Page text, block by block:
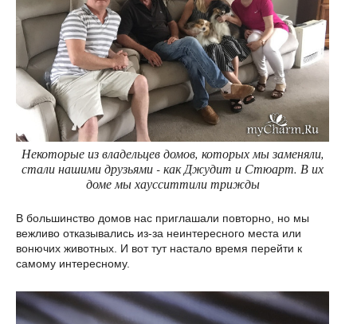
Некоторые из владельцев домов, которых мы заменяли,
стали нашими друзьями - как Джудит и Стюарт. В их
доме мы хаусситтили трижды
В большинство домов нас приглашали повторно, но мы
вежливо отказывались из-за неинтересного места или
вонючих животных. И вот тут настало время перейти к
самому интересному.